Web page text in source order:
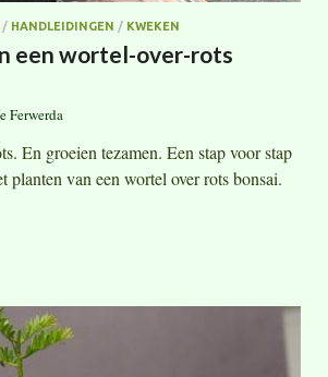
/ HANDLEIDINGEN / KWEKEN
een wortel-over-rots
Ferwerda
En groeien tezamen. Een stap voor stap
planten van een wortel over rots bonsai.